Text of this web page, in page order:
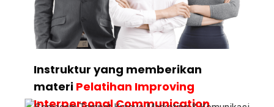
Instruktur yang memberikan
materi Pelatihan Improving
Interpersonal Communication